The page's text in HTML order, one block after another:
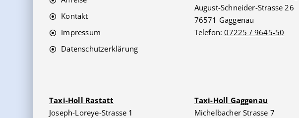
Kontakt
Impressum
Datenschutzerklärung
August-Schneider-Strasse 26
76571 Gaggenau
Telefon:07225 / 9645-50
Taxi-Holl Rastatt
Joseph-Loreye-Strasse 1
Taxi-Holl Gaggenau
Michelbacher Strasse 7